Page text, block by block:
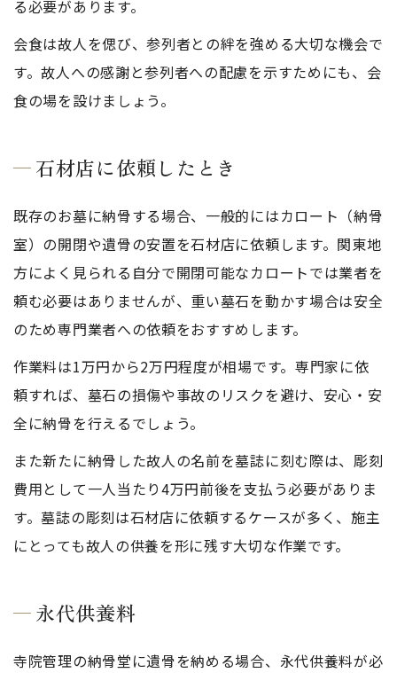
る必要があります。
会食は故人を偲び、参列者との絆を強める大切な機会で
す。故人への感謝と参列者への配慮を示すためにも、会
食の場を設けましょう。
石材店に依頼したとき
既存のお墓に納骨する場合、一般的にはカロート（納骨
室）の開閉や遺骨の安置を石材店に依頼します。関東地
方によく見られる自分で開閉可能なカロートでは業者を
頼む必要はありませんが、重い墓石を動かす場合は安全
のため専門業者への依頼をおすすめします。
作業料は1万円から2万円程度が相場です。専門家に依
頼すれば、墓石の損傷や事故のリスクを避け、安心・安
全に納骨を行えるでしょう。
また新たに納骨した故人の名前を墓誌に刻む際は、彫刻
費用として一人当たり4万円前後を支払う必要がありま
す。墓誌の彫刻は石材店に依頼するケースが多く、施主
にとっても故人の供養を形に残す大切な作業です。
永代供養料
寺院管理の納骨堂に遺骨を納める場合、永代供養料が必